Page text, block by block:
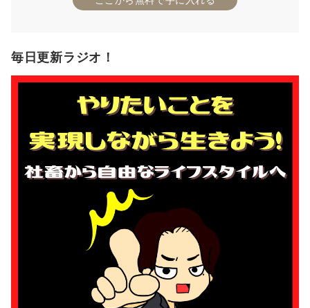
毎日更新ラジオ！